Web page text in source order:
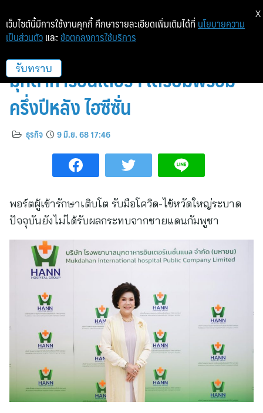
“HANN” เครือโรงพยาบาล
มุกดาหารอินเตอร์ฯ เตรียมพร้อม
ครึ่งปีหลัง ไฮซีซั่น
ธุรกิจ 9 มิ.ย. 68 17:46
พอร์ตผู้เข้ารักษาเติบโต รับมือโควิด-ไข้หวัดใหญ่ระบาด
ปัจจุบันยังไม่ได้รับผลกระทบจากชายแดนกัมพูชา
เว็บไซต์นี้มีการใช้งานคุกกี้ ศึกษารายละเอียดเพิ่มเติมได้ที่ นโยบายความ
เป็นส่วนตัว และ ข้อตกลงการใช้บริการ
รับทราบ
X